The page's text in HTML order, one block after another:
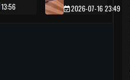
13:56
2026-07-16 23:49